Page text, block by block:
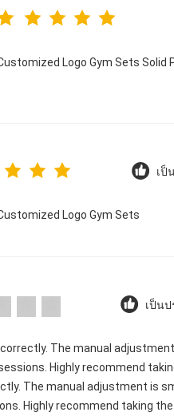
Logo Gym Sets Solid
เป็
Logo Gym Sets
เป็น
The manual
Highly recommend
The manual adjustment is
Highly recommend taking